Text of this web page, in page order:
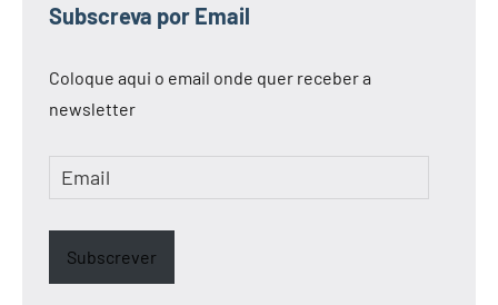
Subscreva por Email
Coloque aqui o email onde quer receber a
newsletter
Email
Subscrever